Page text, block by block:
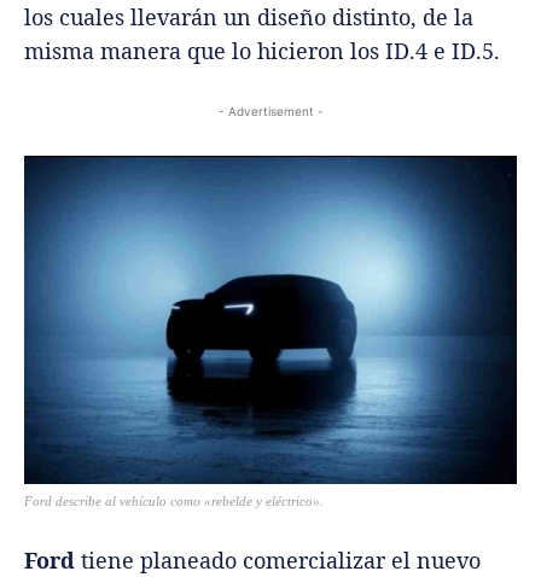
los cuales llevarán un diseño distinto, de la
misma manera que lo hicieron los ID.4 e ID.5.
- Advertisement -
Ford describe al vehículo como «rebelde y eléctrico».
Ford tiene planeado comercializar el nuevo